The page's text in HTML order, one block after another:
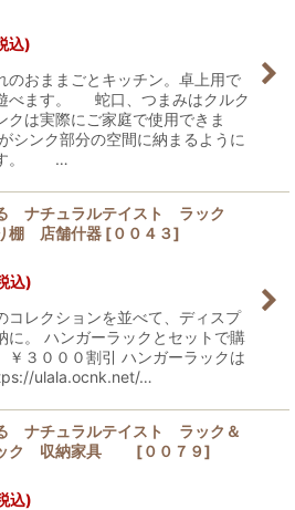
込)
のおままごとキッチン。卓上用で
べます。 蛇口、つまみはクルク
クは実際にご家庭で使用できま
シンク部分の空間に納まるように
す。 …
ナチュラルテイスト ラック
棚 店舗什器 [００４３]
込)
コレクションを並べて、ディスプ
に。 ハンガーラックとセットで購
￥３０００割引 ハンガーラックは
ulala.ocnk.net/…
ナチュラルテイスト ラック＆
ック 収納家具
[００７９]
込)